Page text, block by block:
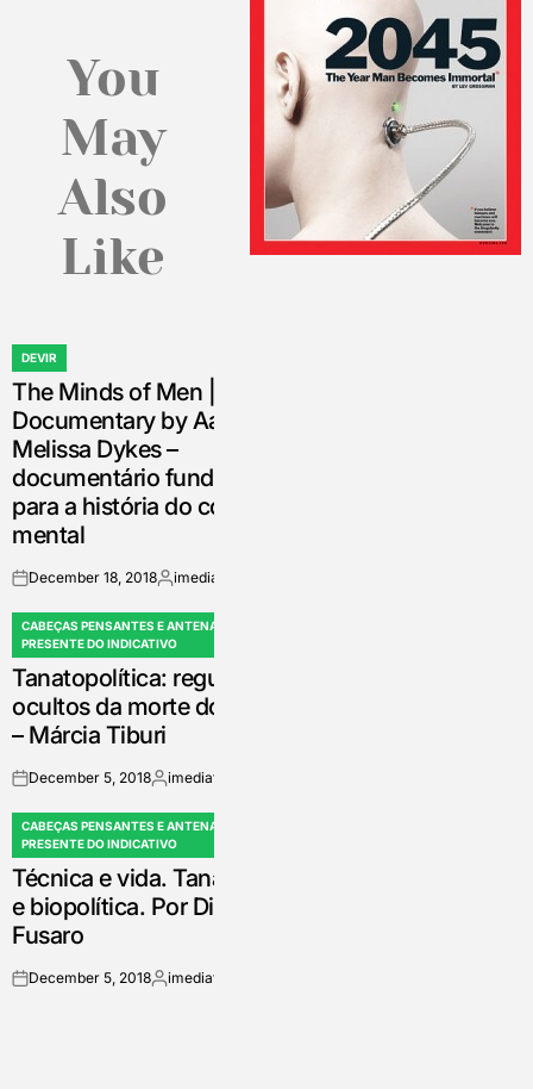
You
May
Also
Like
POSTED
IN
DEVIR
The Minds of Men | Official
Documentary by Aaron &
Melissa Dykes –
documentário fundamental
para a história do controle
mental
onDecember 18, 2018Posted
imediata
POSTED
IN
CABEÇAS PENSANTES E ANTENADAS -
PRESENTE DO INDICATIVO
Tanatopolítica: regulamentos
ocultos da morte dos outros
– Márcia Tiburi
onDecember 5, 2018Posted
imediata
POSTED
IN
CABEÇAS PENSANTES E ANTENADAS -
PRESENTE DO INDICATIVO
Técnica e vida. Tanatopolítica
e biopolítica. Por Diego
Fusaro
onDecember 5, 2018Posted
imediata